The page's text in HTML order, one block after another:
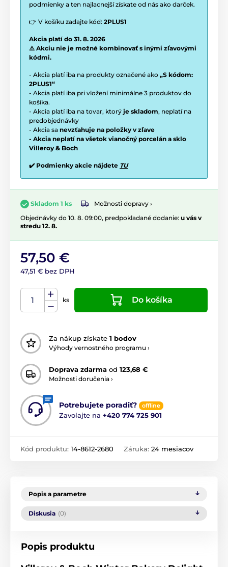
podmienky a ten najlacnejší získate od nás ako darček.
👉 V košíku zadajte kód: 2PLUS1
Akcia platí do 31. 8. 2026
⚠️ Akciu nie je možné kombinovať s inými zľavovými
kódmi.
- Akcia platí iba na produkty označené ako „S kódom:
2PLUS1“
- Akcia platí iba pri vložení minimálne 3 produktov do
košíka.
- Akcia platí iba na tovar, ktorý je skladom, neplatí na
predobjednávky
- Akcia sa nevzťahuje na položky v zľave
- Akcia neplatí na všetok vianočný porcelán a sklo
Villeroy & Boch
✔️ Podmienky akcie nájdete TU
Skladom 1 ks
Možnosti dopravy ›
Objednávky do 10. 8. 09:00, predpokladané dodanie: u vás v
stredu 12. 8.
57,50 €
47,51 € bez DPH
ks Do košíka
Za nákup získate 1 bodov
Výhody vernostného programu ›
Doprava zdarma od 123,68 €
Možnosti doručenia ›
Potrebujete poradiť? offline
Zavolajte na +420 774 725 901
Kód produktu: 14-8612-2680 Záruka: 24 mesiacov
Popis a parametre
Diskusia (0)
Popis produktu